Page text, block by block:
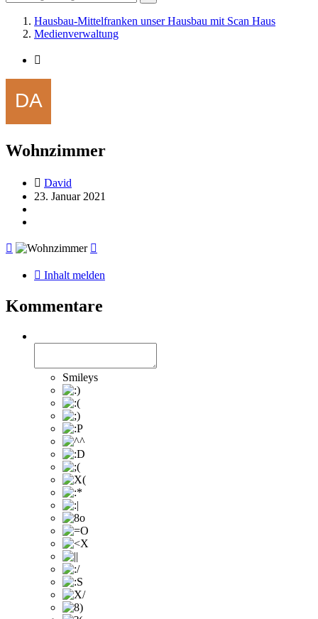
Hausbau-Mittelfranken unser Hausbau mit Scan Haus
Medienverwaltung
Wohnzimmer
David
23. Januar 2021
Inhalt melden
Kommentare
Smileys